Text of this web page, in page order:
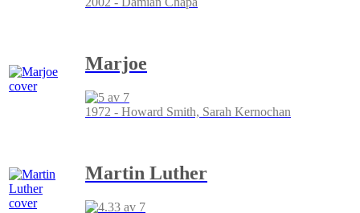
Marjoe
1972 - Howard Smith, Sarah Kernochan
Martin Luther